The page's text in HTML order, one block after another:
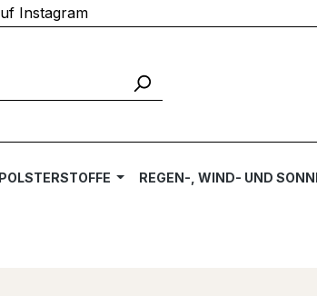
Instagram
POLSTERSTOFFE REGEN-, WIND- UND